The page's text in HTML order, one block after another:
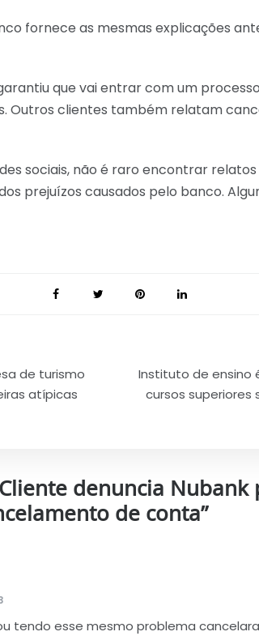
fornece as mesmas explicações
que vai entrar com um
Outros clientes também relatam
sociais, não é raro encontrar
prejuízos causados pelo banco.
de turismo
atípicas
Instituto de ensino
cursos superiores
denuncia Nubank
de conta”
tendo esse mesmo problema